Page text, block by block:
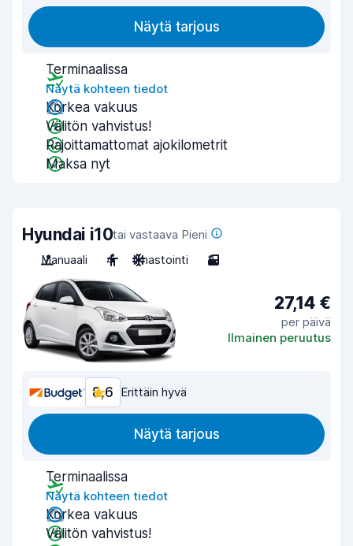
Näytä tarjous
Terminaalissa
Näytä kohteen tiedot
Korkea vakuus
Välitön vahvistus!
Rajoittamattomat ajokilometrit
Maksa nyt
Hyundai i10tai vastaava Pieni
Manuaali
4 Ilmastointi 3
27,14 €
per päivä
Ilmainen peruutus
8,6 Erittäin hyvä
Näytä tarjous
Terminaalissa
Näytä kohteen tiedot
Korkea vakuus
Välitön vahvistus!